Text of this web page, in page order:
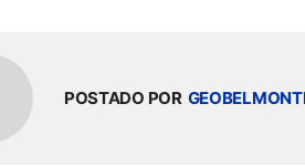
POSTADO POR